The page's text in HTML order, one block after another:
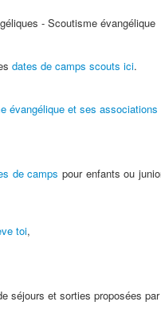
dates de camps scouts ici.
évangélique et ses associations
de camps pour enfants ou
toi,
séjours et sorties proposées